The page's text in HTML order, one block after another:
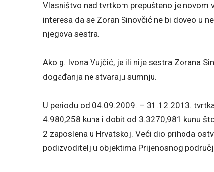
Vlasništvo nad tvrtkom prepušteno je novom
interesa da se Zoran Sinovčić ne bi doveo u
njegova sestra.
Ako g. Ivona Vujčić, je ili nije sestra Zorana
događanja ne stvaraju sumnju.
U periodu od 04.09.2009. – 31.12.2013.
4.980,258 kuna i dobit od 3.3270,981 kunu
2 zaposlena u Hrvatskoj. Veći dio prihoda
podizvoditelj u objektima Prijenosnog